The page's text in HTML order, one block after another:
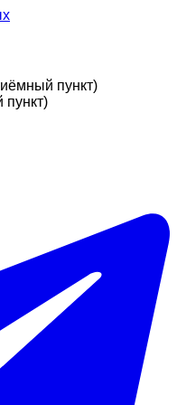
пункт)
пункт)